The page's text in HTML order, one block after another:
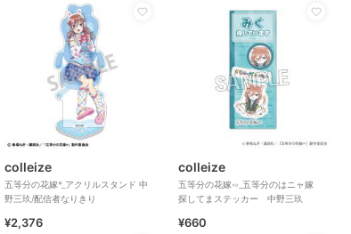
colleize
五等分の花嫁*_アクリルスタンド 中
野三玖/配信者なりきり
¥2,376
colleize
五等分の花嫁∽_五等分のはニャ嫁
探してまステッカー 中野三玖
¥660